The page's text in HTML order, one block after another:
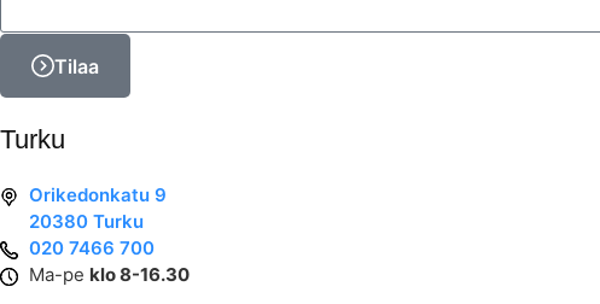
Tilaa
Turku
Orikedonkatu 9
20380 Turku
020 7466 700
Ma-pe klo 8-16.30